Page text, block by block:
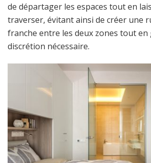
de départager les espaces tout en
traverser, évitant ainsi de créer une
franche entre les deux zones tout
discrétion nécessaire.